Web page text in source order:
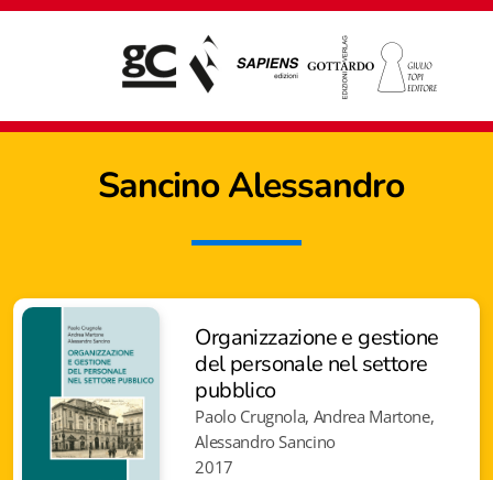
Sancino Alessandro
Organizzazione e gestione
del personale nel settore
pubblico
Paolo Crugnola, Andrea Martone,
Alessandro Sancino
2017
Giampiero Casagrande editore